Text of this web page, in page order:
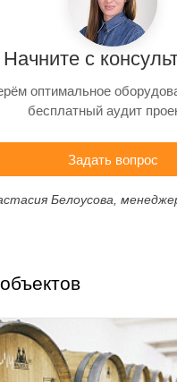
Начните с
оптимальное
бесплатный аудит
Задать вопрос
Белоусова,